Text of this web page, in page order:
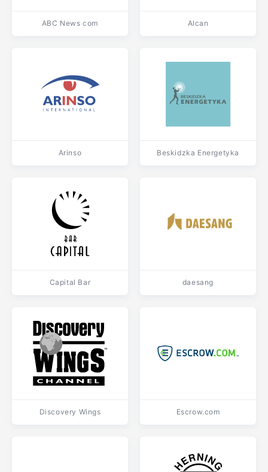
ABC News com Alcan
Arinso Beskidzka Energetyka
Capital Bar daesang
Discovery Wings Escrow.com